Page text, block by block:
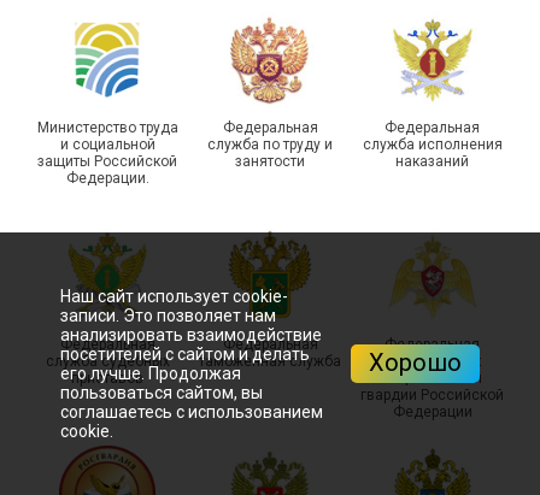
Самарской области
области
Единство традиций и сила
духа
организаций ГУФСИН
России по Пермскому
краю приняли участие в
туристическом слете
Министерство труда
и социальной
защиты Российской
Федерации.
Федеральная
служба по труду и
занятости
Федеральная
служба исполнения
наказаний
Федеральная
служба судебных
приставов
Федеральная
таможенная служба
Федеральная
служба войск
национальной
гвардии Российской
Федерации
Наш сайт использует cookie-
записи. Это позволяет нам
анализировать взаимодействие
посетителей с сайтом и делать
его лучше. Продолжая
пользоваться сайтом, вы
соглашаетесь с использованием
cookie.
Хорошо